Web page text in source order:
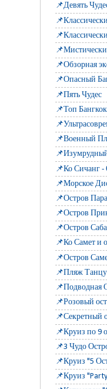
📌Девять
📌Обзорная
📌Опасный
📌Пять Чудес
📌Топ Бангкок
📌Военный
📌Ко Сичанг -
📌Морское
📌Остров
📌Остров
📌Остров
📌Ко Самет и
📌Остров
📌Пляж
📌Подводная
📌Розовый
📌Секретный
📌Круиз по 9
📌3 Чудо
📌Круиз "5
📌Круиз